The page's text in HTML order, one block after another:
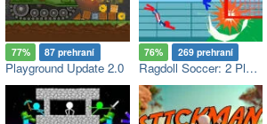
77% 87 prehraní
Playground Update 2.0
76% 269 prehraní
Ragdoll Soccer: 2 Players